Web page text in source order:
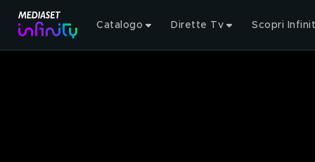
Catalogo Dirette Tv Scopri